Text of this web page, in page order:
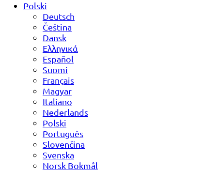
Polski
Deutsch
Čeština
Dansk
Ελληνικά
Español
Suomi
Français
Magyar
Italiano
Nederlands
Polski
Português
Slovenčina
Svenska
Norsk Bokmål